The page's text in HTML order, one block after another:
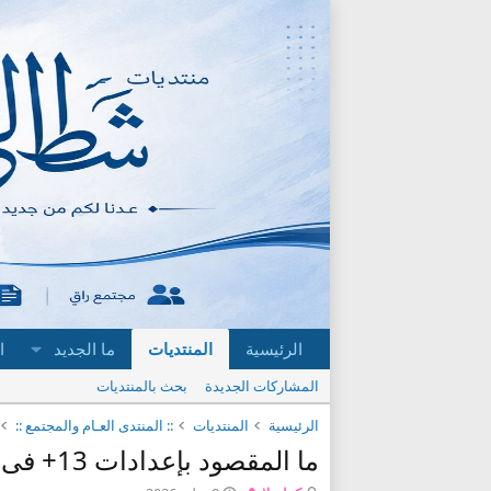
الرئيسية المنتديات ما الجديد
المشاركات الجديدة
بحث بالمنتديات
الرئيسية
المنتديات :: المنتدى العـام والمجتمع ::
ما المقصود بإعدادات 13+ فى إنستجرام؟.. تفاصيل الإعدادات للمراهقين